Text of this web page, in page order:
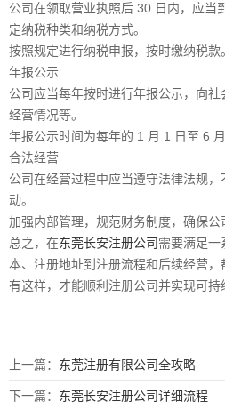
公司在领取营业执照后 30 日内，应当
定纳税种类和纳税方式。
按照规定进行纳税申报，按时缴纳税款。
年报公示
公司应当每年按时进行年报公示，向社
经营情况等。
年报公示时间为每年的 1 月 1 日至 6 月
合法经营
公司在经营过程中应当遵守法律法规
动。
加强内部管理，规范财务制度，确保公
总之，在东莞长安注册公司需要满足一
本、注册地址到注册流程和后续经营
有这样，才能顺利注册公司并实现可持
上一篇： 东莞注册有限公司全攻略
下一篇： 东莞长安注册公司详细流程